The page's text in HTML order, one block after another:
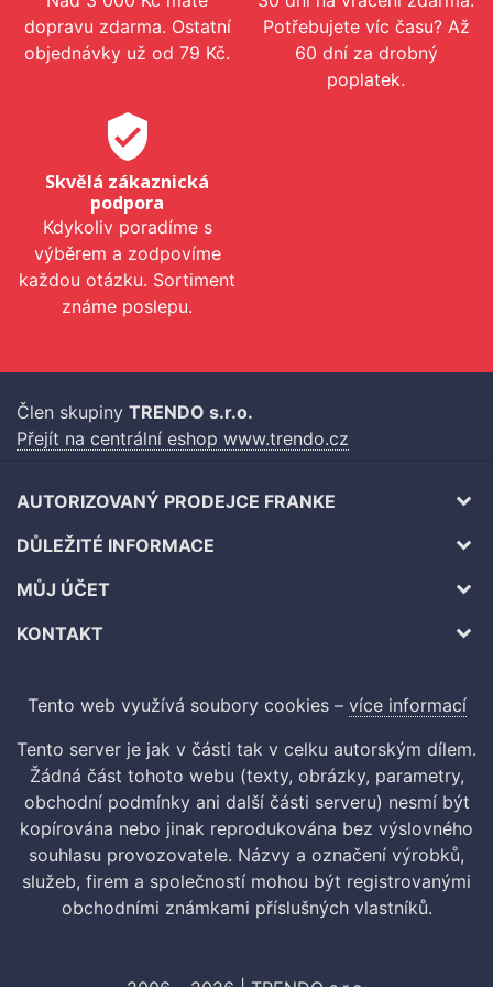
dopravu zdarma. Ostatní
objednávky už od 79 Kč.
Potřebujete víc času? Až
60 dní za drobný
poplatek.
verified_user
Skvělá zákaznická
podpora
Kdykoliv poradíme s
výběrem a zodpovíme
každou otázku. Sortiment
známe poslepu.
Člen skupiny TRENDO s.r.o.
Přejít na centrální eshop www.trendo.cz
AUTORIZOVANÝ PRODEJCE FRANKE
DŮLEŽITÉ INFORMACE
MŮJ ÚČET
KONTAKT
Tento web využívá soubory cookies – více informací
Tento server je jak v části tak v celku autorským dílem.
Žádná část tohoto webu (texty, obrázky, parametry,
obchodní podmínky ani další části serveru) nesmí být
kopírována nebo jinak reprodukována bez výslovného
souhlasu provozovatele. Názvy a označení výrobků,
služeb, firem a společností mohou být registrovanými
obchodními známkami příslušných vlastníků.